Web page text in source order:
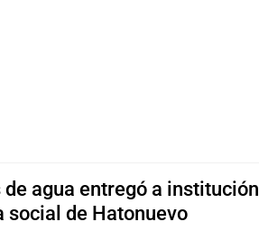
agua entregó a institución
social de Hatonuevo